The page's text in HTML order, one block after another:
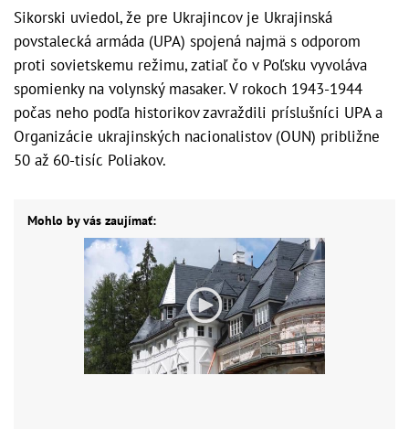
Sikorski uviedol, že pre Ukrajincov je Ukrajinská
povstalecká armáda (UPA) spojená najmä s odporom
proti sovietskemu režimu, zatiaľ čo v Poľsku vyvoláva
spomienky na volynský masaker. V rokoch 1943-1944
počas neho podľa historikov zavraždili príslušníci UPA a
Organizácie ukrajinských nacionalistov (OUN) približne
50 až 60-tisíc Poliakov.
Mohlo by vás zaujímať: